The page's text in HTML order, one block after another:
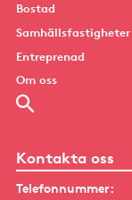
Bostad
Samhällsfastigheter
Entreprenad
Om oss
Kontakta oss
Telefonnummer: